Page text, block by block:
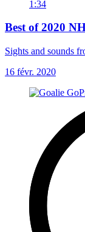
1:34
Best of 2020
Sights and sounds
16 févr. 2020